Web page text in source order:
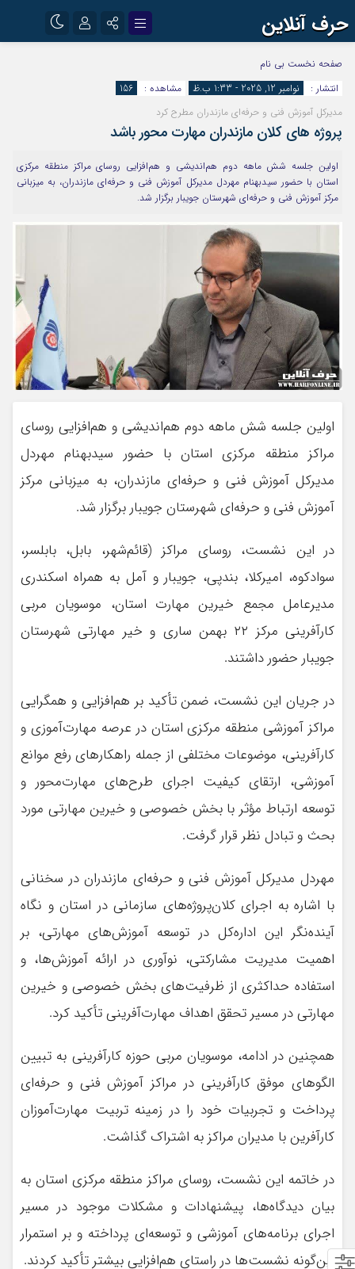
حرف آنلاین
اینستاگرام
آپارات
رمز عبور
مرا به خاطر بسپار
صفحه نخست بی نام
انتشار :
نوامبر 12, 2025 - 1:33 ب.ظ مشاهده :
156
مدیرکل آموزش فنی و حرفه‌ای مازندران مطرح کرد
پروژه های کلان مازندران مهارت محور باشد
اولین جلسه شش ماهه دوم هم‌اندیشی و هم‌افزایی روسای مراکز منطقه مرکزی
استان با حضور سیدبهنام مهردل مدیرکل آموزش فنی و حرفه‌ای مازندران، به میزبانی
مرکز آموزش فنی و حرفه‌ای شهرستان جویبار برگزار شد.
اولین جلسه شش ماهه دوم هم‌اندیشی و هم‌افزایی روسای
مراکز منطقه مرکزی استان با حضور سیدبهنام مهردل
مدیرکل آموزش فنی و حرفه‌ای مازندران، به میزبانی مرکز
آموزش فنی و حرفه‌ای شهرستان جویبار برگزار شد.
در این نشست، روسای مراکز (قائم‌شهر، بابل، بابلسر،
سوادکوه، امیرکلا، بندپی، جویبار و آمل به همراه اسکندری
مدیرعامل مجمع خیرین مهارت استان، موسویان مربی
کارآفرینی مرکز ۲۲ بهمن ساری و خیر مهارتی شهرستان
جویبار حضور داشتند.
در جریان این نشست، ضمن تأکید بر هم‌افزایی و همگرایی
مراکز آموزشی منطقه مرکزی استان در عرصه مهارت‌آموزی و
کارآفرینی، موضوعات مختلفی از جمله راهکارهای رفع موانع
آموزشی، ارتقای کیفیت اجرای طرح‌های مهارت‌محور و
توسعه ارتباط مؤثر با بخش خصوصی و خیرین مهارتی مورد
بحث و تبادل نظر قرار گرفت.
مهردل مدیرکل آموزش فنی و حرفه‌ای مازندران در سخنانی
با اشاره به اجرای کلان‌پروژه‌های سازمانی در استان و نگاه
آینده‌نگر این اداره‌کل در توسعه آموزش‌های مهارتی، بر
اهمیت مدیریت مشارکتی، نوآوری در ارائه آموزش‌ها، و
استفاده حداکثری از ظرفیت‌های بخش خصوصی و خیرین
مهارتی در مسیر تحقق اهداف مهارت‌آفرینی تأکید کرد.
همچنین در ادامه، موسویان مربی حوزه کارآفرینی به تبیین
الگوهای موفق کارآفرینی در مراکز آموزش فنی و حرفه‌ای
پرداخت و تجربیات خود را در زمینه تربیت مهارت‌آموزان
کارآفرین با مدیران مراکز به اشتراک گذاشت.
در خاتمه این نشست، روسای مراکز منطقه مرکزی استان به
بیان دیدگاه‌ها، پیشنهادات و مشکلات موجود در مسیر
اجرای برنامه‌های آموزشی و توسعه‌ای پرداخته و بر استمرار
این‌گونه نشست‌ها در راستای هم‌افزایی بیشتر تأکید کردند.